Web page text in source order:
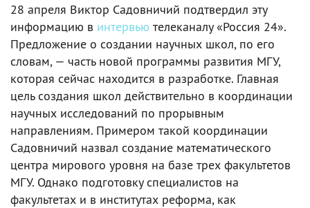
28 апреля Виктор Садовничий подтвердил эту
информацию в интервью телеканалу «Россия 24».
Предложение о создании научных школ, по его
словам, — часть новой программы развития МГУ,
которая сейчас находится в разработке. Главная
цель создания школ действительно в координации
научных исследований по прорывным
направлениям. Примером такой координации
Садовничий назвал создание математического
центра мирового уровня на базе трех факультетов
МГУ. Однако подготовку специалистов на
факультетах и в институтах реформа, как